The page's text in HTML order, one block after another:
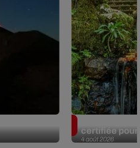
4 août 2026
certifiée pour